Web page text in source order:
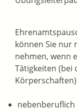
können Sie nur
nehmen, wenn
Tätigkeiten (bei